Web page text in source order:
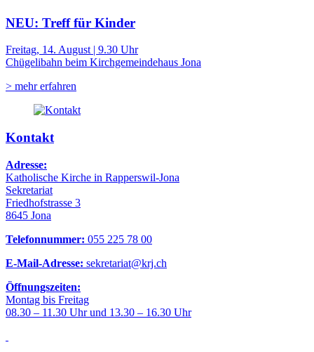
NEU: Treff für Kinder
Freitag, 14. August | 9.30 Uhr
Chügelibahn beim Kirchgemeindehaus Jona
> mehr erfahren
Kontakt
Adresse:
Katholische Kirche in Rapperswil-Jona
Sekretariat
Friedhofstrasse 3
8645 Jona
Telefonnummer: 055 225 78 00
E-Mail-Adresse: sekretariat@krj.ch
Öffnungszeiten:
Montag bis Freitag
08.30 – 11.30 Uhr und 13.30 – 16.30 Uhr